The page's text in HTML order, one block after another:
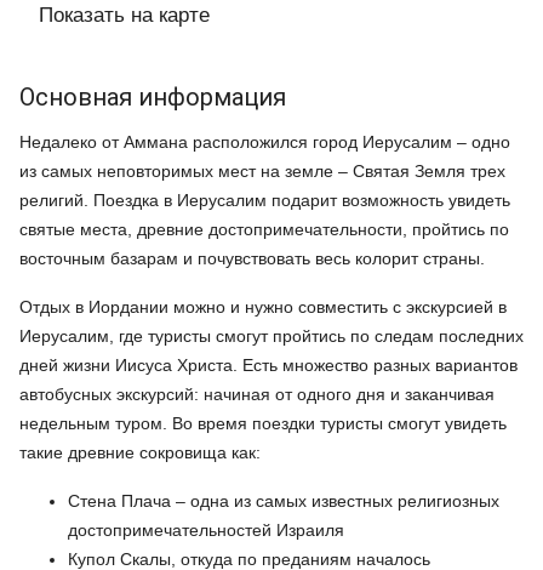
Показать на карте
Основная информация
Недалеко от Аммана расположился город Иерусалим – одно
из самых неповторимых мест на земле – Святая Земля трех
религий. Поездка в Иерусалим подарит возможность увидеть
святые места, древние достопримечательности, пройтись по
восточным базарам и почувствовать весь колорит страны.
Отдых в Иордании можно и нужно совместить с экскурсией в
Иерусалим, где туристы смогут пройтись по следам последних
дней жизни Иисуса Христа. Есть множество разных вариантов
автобусных экскурсий: начиная от одного дня и заканчивая
недельным туром. Во время поездки туристы смогут увидеть
такие древние сокровища как:
Стена Плача – одна из самых известных религиозных
достопримечательностей Израиля
Купол Скалы, откуда по преданиям началось